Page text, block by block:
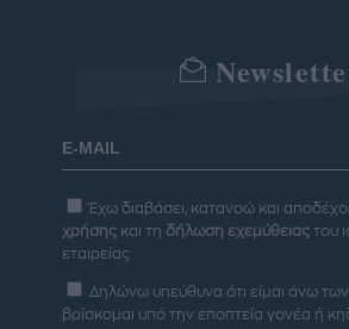
Έχω διαβάσει, κατανοώ και
χρήσης και τη δήλωση εχεμύθειας του
εταιρείας
Δηλώνω υπεύθυνα ότι είμαι άνω των
βρίσκομαι υπό την εποπτεία γονέα ή